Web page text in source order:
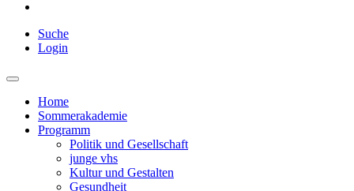
Suche
Login
Home
Sommerakademie
Programm
Politik und Gesellschaft
junge vhs
Kultur und Gestalten
Gesundheit